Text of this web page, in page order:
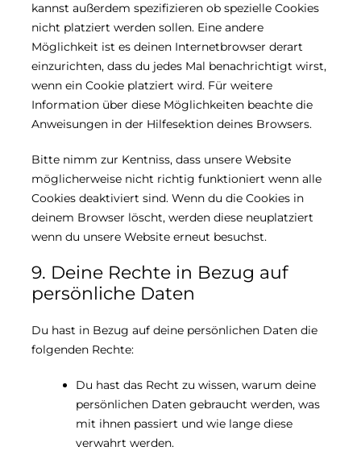
kannst außerdem spezifizieren ob spezielle Cookies
nicht platziert werden sollen. Eine andere
Möglichkeit ist es deinen Internetbrowser derart
einzurichten, dass du jedes Mal benachrichtigt wirst,
wenn ein Cookie platziert wird. Für weitere
Information über diese Möglichkeiten beachte die
Anweisungen in der Hilfesektion deines Browsers.
Bitte nimm zur Kentniss, dass unsere Website
möglicherweise nicht richtig funktioniert wenn alle
Cookies deaktiviert sind. Wenn du die Cookies in
deinem Browser löscht, werden diese neuplatziert
wenn du unsere Website erneut besuchst.
9. Deine Rechte in Bezug auf
persönliche Daten
Du hast in Bezug auf deine persönlichen Daten die
folgenden Rechte:
Du hast das Recht zu wissen, warum deine
persönlichen Daten gebraucht werden, was
mit ihnen passiert und wie lange diese
verwahrt werden.